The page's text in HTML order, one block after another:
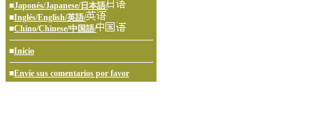
■Japonés/Japanese/日本語/
■Inglés/English/英語/
■Chino/Chinese/中国語/
■Inicio
■Envíe sus comentarios por favor